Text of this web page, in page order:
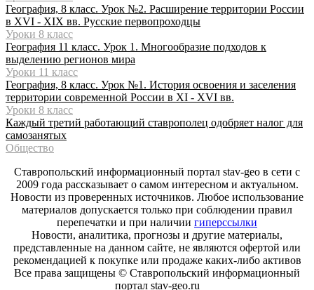
География, 8 класс. Урок №2. Расширение территории России
в XVI - XIX вв. Русские первопроходцы
Уроки 8 класс
География 11 класс. Урок 1. Многообразие подходов к
выделению регионов мира
Уроки 11 класс
География, 8 класс. Урок №1. История освоения и заселения
территории современной России в XI - XVI вв.
Уроки 8 класс
Каждый третий работающий ставрополец одобряет налог для
самозанятых
Общество
Ставропольский информационный портал stav-geo в сети с
2009 года рассказывает о самом интересном и актуальном.
Новости из проверенных источников. Любое использование
материалов допускается только при соблюдении правил
перепечатки и при наличии гиперссылки
Новости, аналитика, прогнозы и другие материалы,
представленные на данном сайте, не являются офертой или
рекомендацией к покупке или продаже каких-либо активов
Все права защищены © Ставропольский информационный
портал stav-geo.ru